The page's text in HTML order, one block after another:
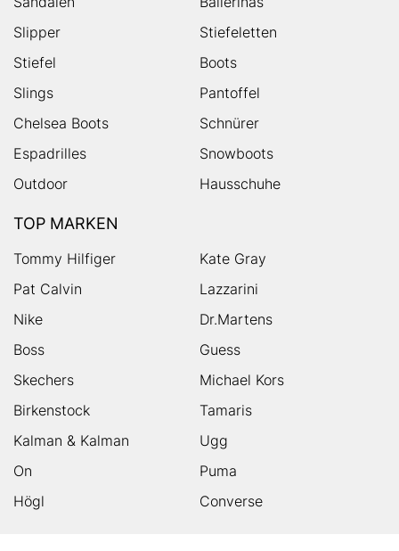
Slipper
Stiefeletten
Stiefel
Boots
Slings
Pantoffel
Chelsea Boots
Schnürer
Espadrilles
Snowboots
Outdoor
Hausschuhe
TOP MARKEN
Tommy Hilfiger
Kate Gray
Pat Calvin
Lazzarini
Nike
Dr.Martens
Boss
Guess
Skechers
Michael Kors
Birkenstock
Tamaris
Kalman & Kalman
Ugg
On
Puma
Högl
Converse